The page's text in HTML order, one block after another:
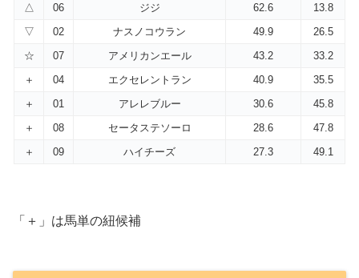
△
06 ジジ 62.6
13.8
▽
02 ナスノコウラン 49.9
26.5
☆
07 アメリカンエール 43.2
33.2
＋
04 エクセレントラン 40.9
35.5
＋
01 アレレブルー 30.6
45.8
＋
08 セータステソーロ 28.6
47.8
＋
09 ハイチーズ 27.3 49.1
「＋」は馬単の紐候補